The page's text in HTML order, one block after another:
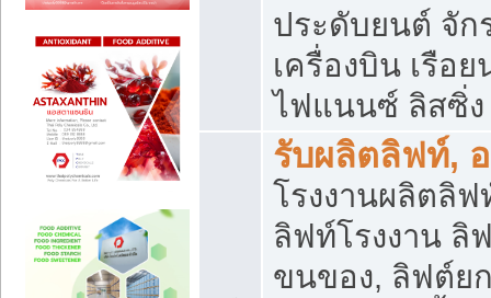
ประดับยนต์ จัก
เครื่องบิน เรือ
ไฟแนนซ์ ลิสซิ่ง
รับผลิตลิฟท์,
โรงงานผลิตลิ
ลิฟท์โรงงาน ลิ
ขนของ, ลิฟต์ย